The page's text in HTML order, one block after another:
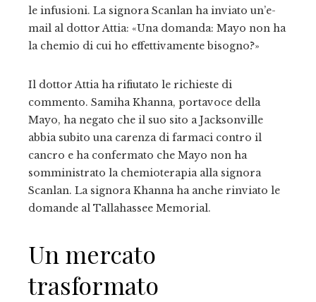
le infusioni. La signora Scanlan ha inviato un’e-
mail al dottor Attia: «Una domanda: Mayo non ha
la chemio di cui ho effettivamente bisogno?»
Il dottor Attia ha rifiutato le richieste di
commento. Samiha Khanna, portavoce della
Mayo, ha negato che il suo sito a Jacksonville
abbia subito una carenza di farmaci contro il
cancro e ha confermato che Mayo non ha
somministrato la chemioterapia alla signora
Scanlan. La signora Khanna ha anche rinviato le
domande al Tallahassee Memorial.
Un mercato
trasformato